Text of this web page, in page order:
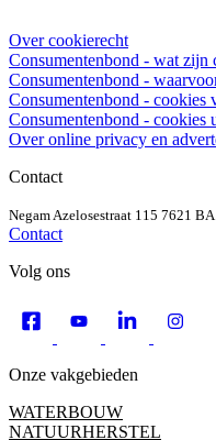
Over cookierecht
Consumentenbond - wat zijn
Consumentenbond -
Consumentenbond - cookies
Consumentenbond - cookies
Over online privacy en
Contact
Negam Azelosestraat 115 7621
Contact
Volg ons
Onze vakgebieden
WATERBOUW
NATUURHERSTEL